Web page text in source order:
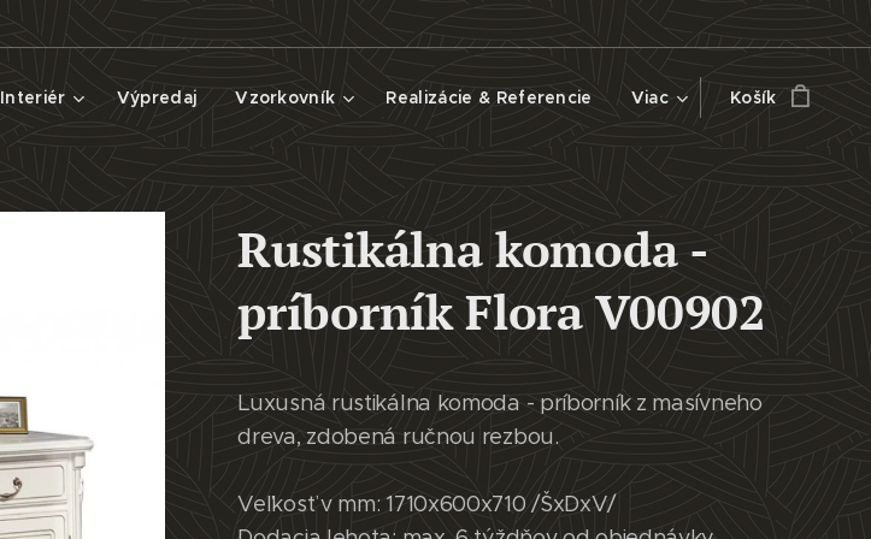
Interiér Výpredaj Vzorkovník Realizácie & Referencie Viac Košík
Rustikálna komoda -
príborník Flora V00902
Luxusná rustikálna komoda - príborník z masívneho
dreva, zdobená ručnou rezbou.
Veľkosť v mm: 1710x600x710 /ŠxDxV/